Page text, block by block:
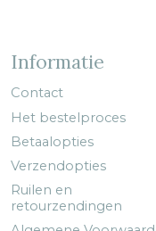
Informatie
Contact
Het bestelproces
Betaalopties
Verzendopties
Ruilen en
retourzendingen